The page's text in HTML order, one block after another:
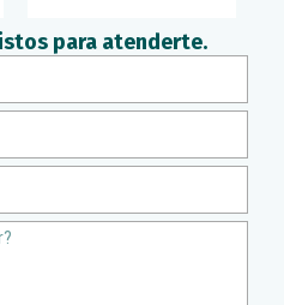
para atenderte.